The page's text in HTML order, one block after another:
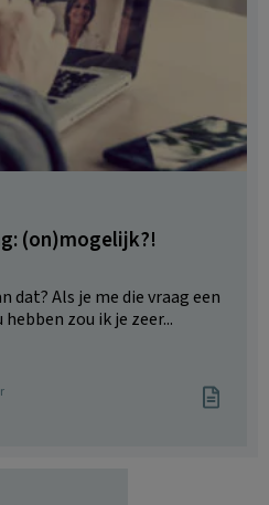
(on)mogelijk?!
dat? Als je me die vraag een
zou ik je zeer...